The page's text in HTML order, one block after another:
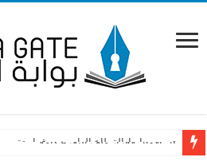
تجمع روابط القطاع العام يدين قرار
آن الأوان لإقرار ملف التفرغ كاملًا